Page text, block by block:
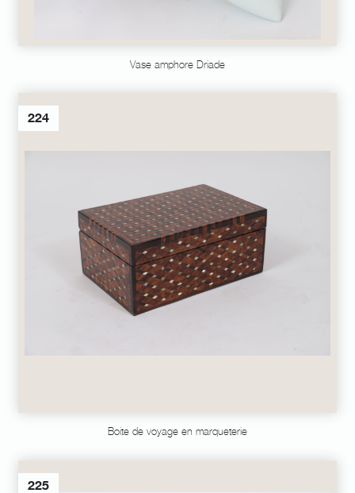
Vase amphore Driade
224
Boite de voyage en marqueterie
225